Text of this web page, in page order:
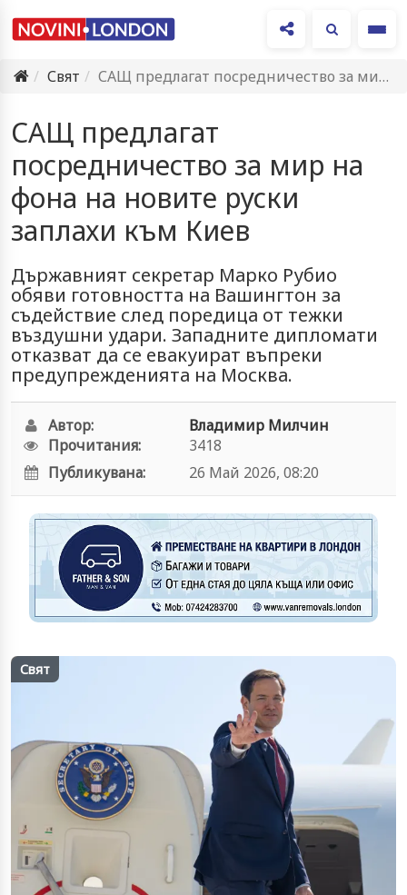
Свят
САЩ предлагат посредничество за мир на фона на новите руски…
САЩ предлагат
посредничество за мир на
фона на новите руски
заплахи към Киев
Държавният секретар Марко Рубио
обяви готовността на Вашингтон за
съдействие след поредица от тежки
въздушни удари. Западните дипломати
отказват да се евакуират въпреки
предупрежденията на Москва.
Автор:
Владимир Милчин
Прочитания:
3418
Публикувана:
26 Май 2026, 08:20
Свят